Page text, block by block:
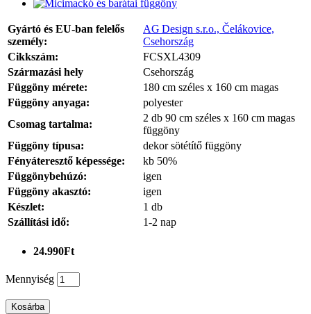
Gyártó és EU-ban felelős
személy:
AG Design s.r.o., Čelákovice,
Csehország
Cikkszám:
FCSXL4309
Származási hely
Csehország
Függöny mérete:
180 cm széles x 160 cm magas
Függöny anyaga:
polyester
Csomag tartalma:
2 db 90 cm széles x 160 cm magas
függöny
Függöny típusa:
dekor sötétítő függöny
Fényáteresztő képessége:
kb 50%
Függönybehúzó:
igen
Függöny akasztó:
igen
Készlet:
1 db
Szállítási idő:
1-2 nap
24.990Ft
Mennyiség
Kosárba